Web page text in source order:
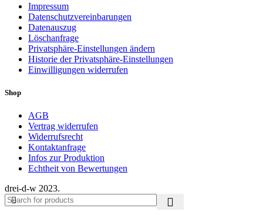
Impressum
Datenschutzvereinbarungen
Datenauszug
Löschanfrage
Privatsphäre-Einstellungen ändern
Historie der Privatsphäre-Einstellungen
Einwilligungen widerrufen
Shop
AGB
Vertrag widerrufen
Widerrufsrecht
Kontaktanfrage
Infos zur Produktion
Echtheit von Bewertungen
drei-d-w 2023.